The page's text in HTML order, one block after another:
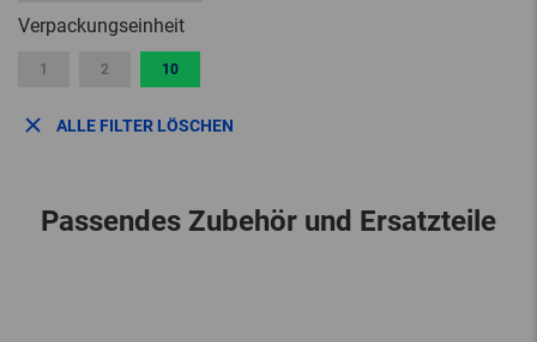
Verpackungseinheit
1 2 10
ALLE FILTER LÖSCHEN
Passendes Zubehör und Ersatzteile